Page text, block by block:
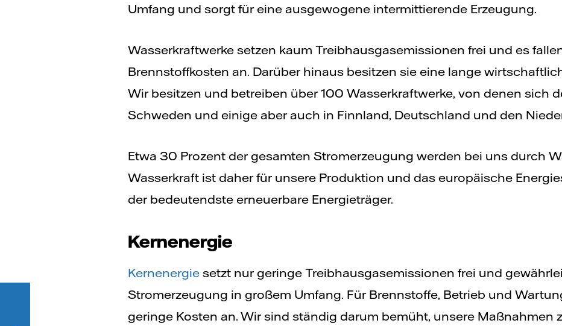
Umfang und sorgt für eine ausgewogene intermittierende Erzeugung.
Wasserkraftwerke setzen kaum Treibhausgasemissionen frei und es
Brennstoffkosten an. Darüber hinaus besitzen sie eine lange
Wir besitzen und betreiben über 100 Wasserkraftwerke, von denen sich
Schweden und einige aber auch in Finnland, Deutschland und den
Etwa 30 Prozent der gesamten Stromerzeugung werden bei uns durch
Wasserkraft ist daher für unsere Produktion und das europäische
der bedeutendste erneuerbare Energieträger.
Kernenergie
Kernenergie setzt nur geringe Treibhausgasemissionen frei und
Stromerzeugung in großem Umfang. Für Brennstoffe, Betrieb und
geringe Kosten an. Wir sind ständig darum bemüht, unsere Maßnahmen